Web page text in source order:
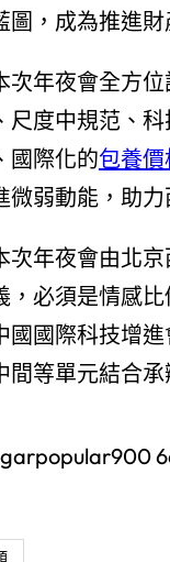
圖，成為推進
次年夜會全方
尺度中規范、
國際化的包養
微弱動能，助
次年夜會由北
，必須是情感
國國際科技增
間等單元結合承